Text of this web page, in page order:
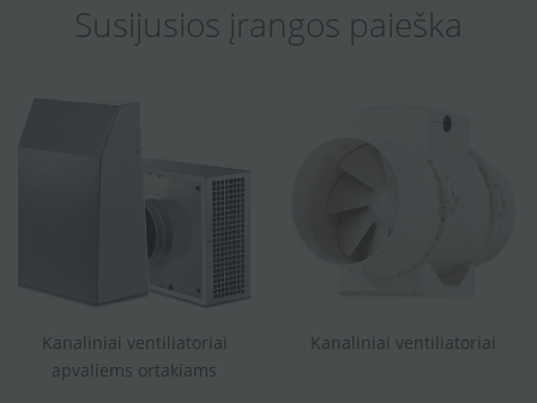
Susijusios įrangos paieška
Kanaliniai ventiliatoriai
apvaliems ortakiams
Kanaliniai ventiliatoriai